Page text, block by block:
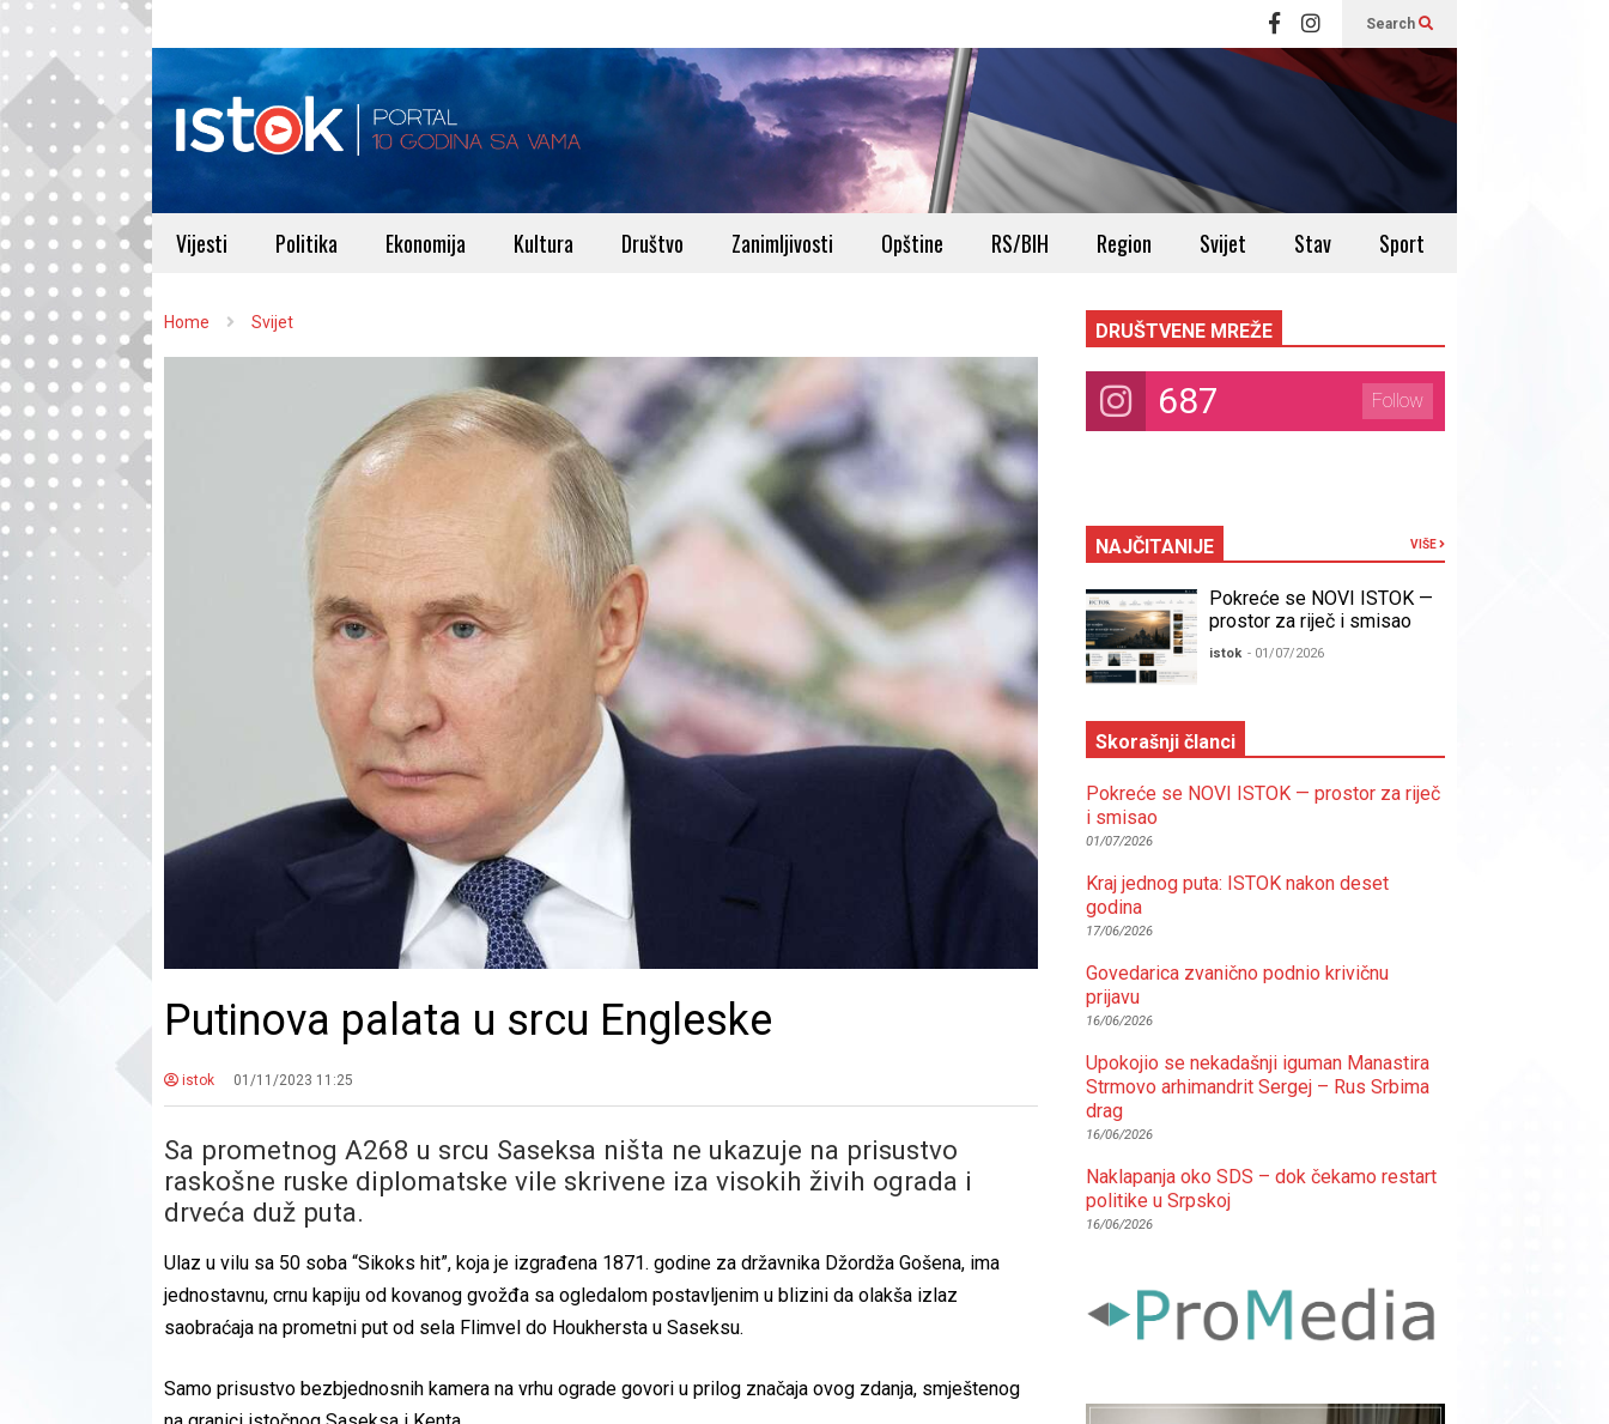
Search
Vijesti Politika Ekonomija Kultura Društvo Zanimljivosti Opštine RS/BIH Region Svijet Stav Sport
Home Svijet
Putinova palata u srcu Engleske
istok 01/11/2023 11:25
Sa prometnog A268 u srcu Saseksa ništa ne ukazuje na prisustvo
raskošne ruske diplomatske vile skrivene iza visokih živih ograda i
drveća duž puta.
Ulaz u vilu sa 50 soba “Sikoks hit”, koja je izgrađena 1871. godine za državnika Džordža Gošena, ima
jednostavnu, crnu kapiju od kovanog gvožđa sa ogledalom postavljenim u blizini da olakša izlaz
saobraćaja na prometni put od sela Flimvel do Houkhersta u Saseksu.
Samo prisustvo bezbjednosnih kamera na vrhu ograde govori u prilog značaja ovog zdanja, smještenog
DRUŠTVENE MREŽE
687 Follow
NAJČITANIJE VIŠE
Pokreće se NOVI ISTOK —
prostor za riječ i smisao
istok - 01/07/2026
Skorašnji članci
Pokreće se NOVI ISTOK — prostor za riječ
i smisao
01/07/2026
Kraj jednog puta: ISTOK nakon deset
godina
17/06/2026
Govedarica zvanično podnio krivičnu
prijavu
16/06/2026
Upokojio se nekadašnji iguman Manastira
Strmovo arhimandrit Sergej – Rus Srbima
drag
16/06/2026
Naklapanja oko SDS – dok čekamo restart
politike u Srpskoj
16/06/2026